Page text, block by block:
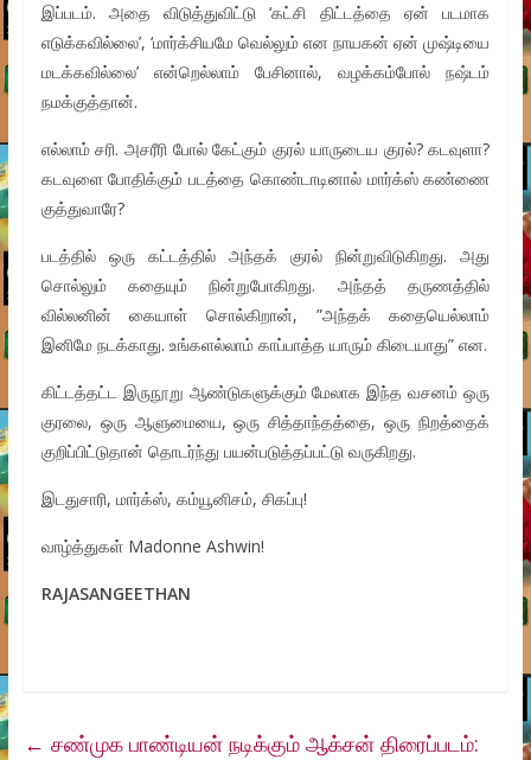
இப்படம். அதை விடுத்துவிட்டு ‘கட்சி திட்டத்தை ஏன் படமாக
எடுக்கவில்லை’, ‘மார்க்சியமே வெல்லும் என நாயகன் ஏன் முஷ்டியை
மடக்கவில்லை’ என்றெல்லாம் பேசினால், வழக்கம்போல் நஷ்டம்
நமக்குத்தான்.
எல்லாம் சரி. அசரீரி போல் கேட்கும் குரல் யாருடைய குரல்? கடவுளா?
கடவுளை போதிக்கும் படத்தை கொண்டாடினால் மார்க்ஸ் கண்ணை
குத்துவாரே?
படத்தில் ஒரு கட்டத்தில் அந்தக் குரல் நின்றுவிடுகிறது. அது
சொல்லும் கதையும் நின்றுபோகிறது. அந்தத் தருணத்தில்
வில்லனின் கையாள் சொல்கிறான், ”அந்தக் கதையெல்லாம்
இனிமே நடக்காது. உங்களல்லாம் காப்பாத்த யாரும் கிடையாது” என.
கிட்டத்தட்ட இருநூறு ஆண்டுகளுக்கும் மேலாக இந்த வசனம் ஒரு
குரலை, ஒரு ஆளுமையை, ஒரு சித்தாந்தத்தை, ஒரு நிறத்தைக்
குறிப்பிட்டுதான் தொடர்ந்து பயன்படுத்தப்பட்டு வருகிறது.
இடதுசாரி, மார்க்ஸ், கம்யூனிசம், சிகப்பு!
வாழ்த்துகள் Madonne Ashwin!
RAJASANGEETHAN
← சண்முக பாண்டியன் நடிக்கும் ஆக்சன் திரைப்படம்: